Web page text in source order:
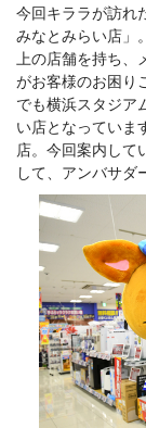
今回キララが訪れ
みなとみらい店」
上の店舗を持ち、
がお客様のお困り
でも横浜スタジア
い店となっていま
店。今回案内して
して、アンバサダ